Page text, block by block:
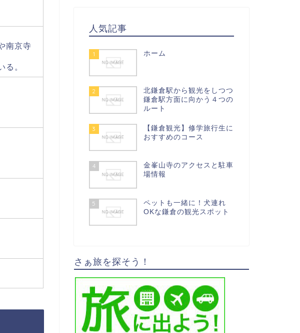
南京寺
る。
人気記事
1 ホーム
2
北鎌倉駅から観光をしつつ
鎌倉駅方面に向かう４つの
ルート
3
【鎌倉観光】修学旅行生に
おすすめのコース
4
金峯山寺のアクセスと駐車
場情報
5
ペットも一緒に！犬連れ
OKな鎌倉の観光スポット
さぁ旅を探そう！